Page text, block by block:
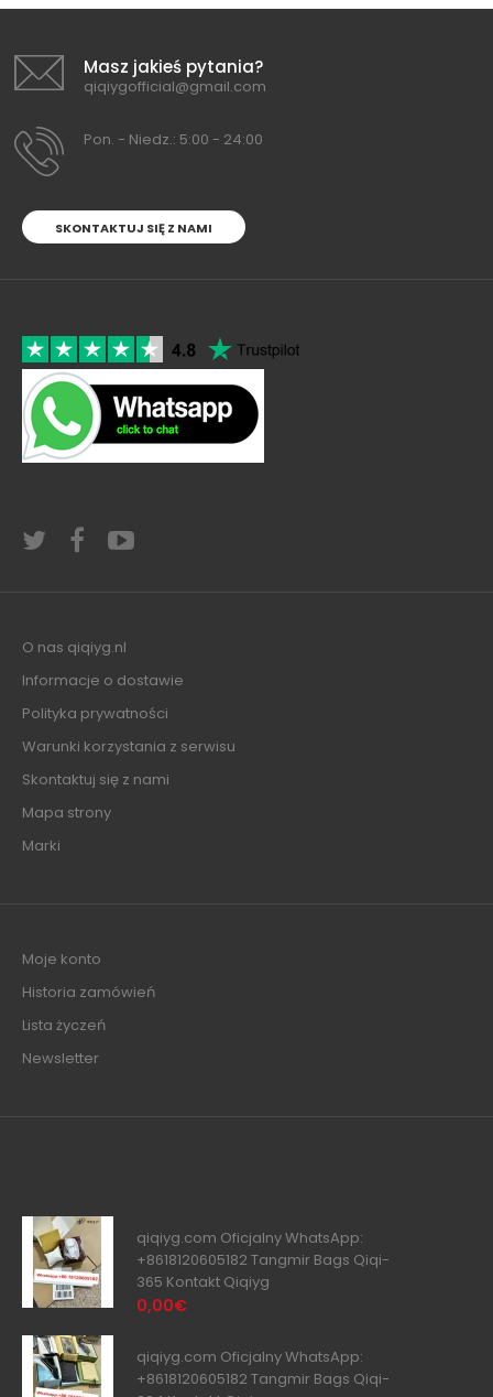
Masz jakieś pytania?
qiqiygofficial@gmail.com
Pon. - Niedz.: 5:00 - 24:00
SKONTAKTUJ SIĘ Z NAMI
O nas qiqiyg.nl
Informacje o dostawie
Polityka prywatności
Warunki korzystania z serwisu
Skontaktuj się z nami
Mapa strony
Marki
Moje konto
Historia zamówień
Lista życzeń
Newsletter
qiqiyg.com Oficjalny WhatsApp:
+8618120605182 Tangmir Bags Qiqi-
365 Kontakt Qiqiyg
0,00€
qiqiyg.com Oficjalny WhatsApp:
+8618120605182 Tangmir Bags Qiqi-